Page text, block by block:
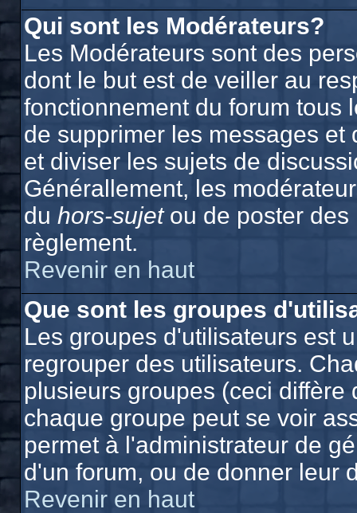
Qui sont les Modérateurs?
Les Modérateurs sont des
dont le but est de veiller au
fonctionnement du forum tous
de supprimer les messages
et diviser les sujets de
Générallement, les
du hors-sujetou de poster des
règlement.
Revenir en haut
Que sont les groupes
Les groupes d'utilisateurs est
regrouper des utilisateurs.
plusieurs groupes (ceci
chaque groupe peut se voir
permet à l'administrateur de
d'un forum, ou de donner leur
Revenir en haut